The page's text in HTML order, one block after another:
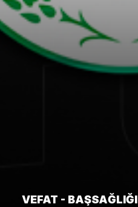
VEFAT - BAŞSAĞLIĞI